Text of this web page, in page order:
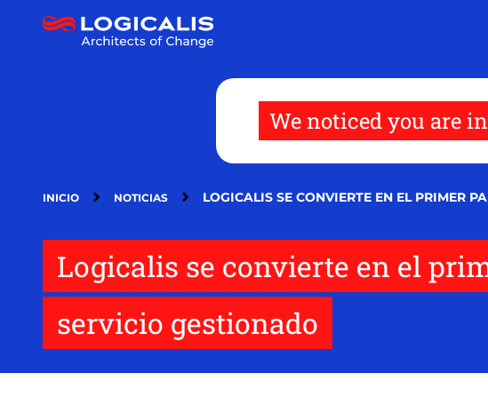
contenido
We noticed you are
INICIO NOTICIAS LOGICALIS SE CONVIERTE EN EL PRIMER
Logicalis se convierte en el
servicio gestionado